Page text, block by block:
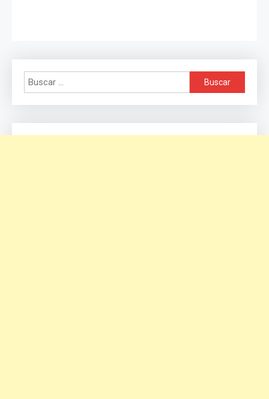
Buscar: